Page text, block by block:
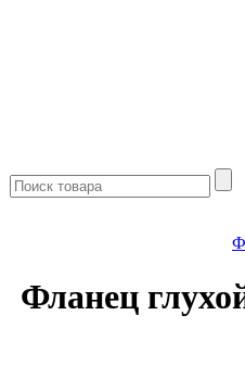
Фланец